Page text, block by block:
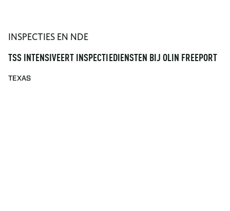
INSPECTIES EN NDE
TSS INTENSIVEERT INSPECTIEDIENSTEN BIJ OLIN FREEPORT
TEXAS